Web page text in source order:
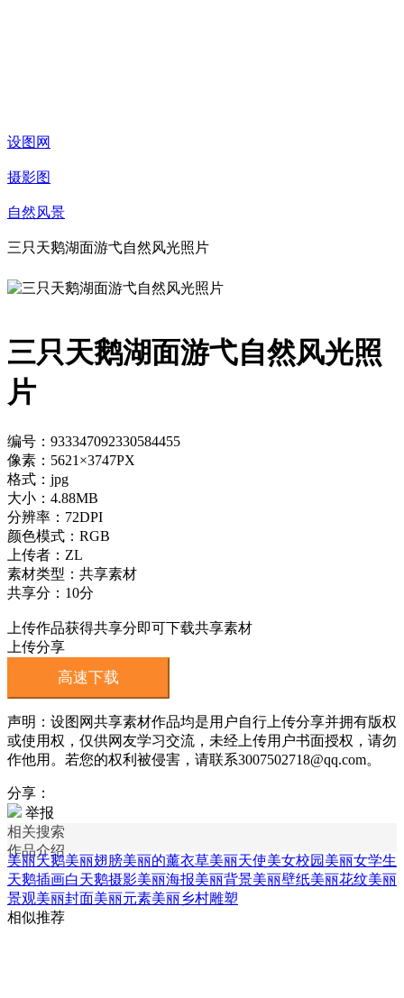
设图网
摄影图
自然风景
三只天鹅湖面游弋自然风光照片
三只天鹅湖面游弋自然风光照
片
编号：933347092330584455
像素：5621×3747PX
格式：jpg
大小：4.88MB
分辨率：72DPI
颜色模式：RGB
上传者：ZL
素材类型：共享素材
共享分：10分
上传作品获得共享分即可下载共享素材
上传分享
高速下载
声明：设图网共享素材作品均是用户自行上传分享并拥有版权
或使用权，仅供网友学习交流，未经上传用户书面授权，请勿
作他用。若您的权利被侵害，请联系3007502718@qq.com。
分享：
举报
相关搜索
作品介绍
美丽天鹅美丽翅膀美丽的薰衣草美丽天使美女校园美丽女学生
天鹅插画白天鹅摄影美丽海报美丽背景美丽壁纸美丽花纹美丽
景观美丽封面美丽元素美丽乡村雕塑
相似推荐